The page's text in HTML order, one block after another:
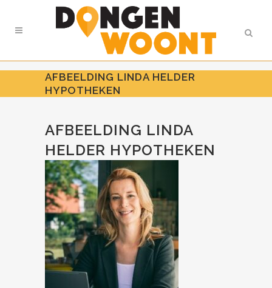
AFBEELDING LINDA HELDER
HYPOTHEKEN
AFBEELDING LINDA
HELDER HYPOTHEKEN